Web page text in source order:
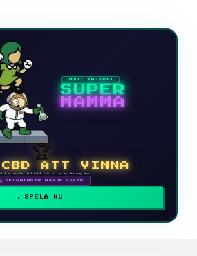
NYTT TV-SPEL
SUPER
MAMMA
🏆
ATT VINNA
och klättra i rankingen
🗓 BELÖNINGAR VARJE MÅNAD
SPELA NU